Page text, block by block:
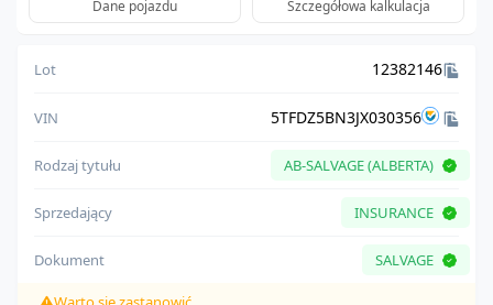
Dane pojazdu Szczegółowa kalkulacja
Lot 12382146
VIN 5TFDZ5BN3JX030356
Rodzaj tytułu AB-SALVAGE (ALBERTA)
Sprzedający INSURANCE
Dokument SALVAGE